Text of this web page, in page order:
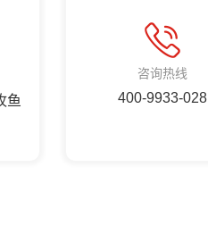
鱼
咨询热线
400-9933-028